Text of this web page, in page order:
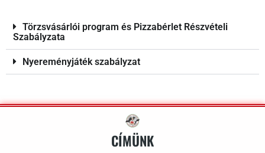
Törzsvásárlói program és Pizzabérlet Részvételi
Szabályzata
Nyereményjáték szabályzat
CÍMÜNK